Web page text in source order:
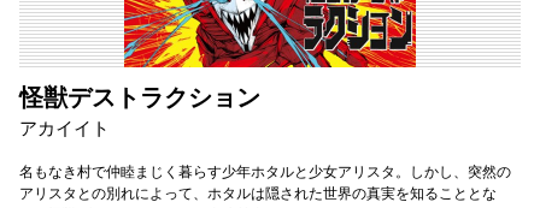
怪獣デストラクション
アカイイト
名もなき村で仲睦まじく暮らす少年ホタルと少女アリスタ。しかし、突然の
アリスタとの別れによって、ホタルは隠された世界の真実を知ることとな